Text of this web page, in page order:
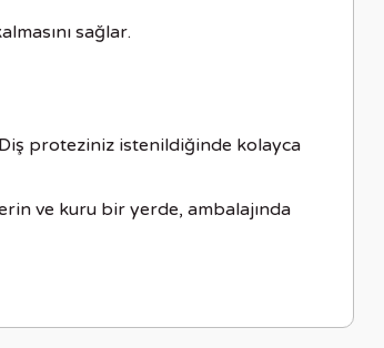
sağlar.
proteziniz istenildiğinde kolayca
ve kuru bir yerde, ambalajında